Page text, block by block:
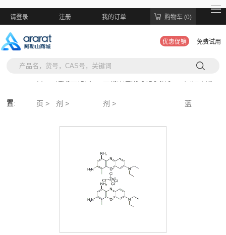
请登录 注册 我的订单 购物车 (0)
优惠促销 免费试用
置: 页 > 剂 > 剂 > 蓝